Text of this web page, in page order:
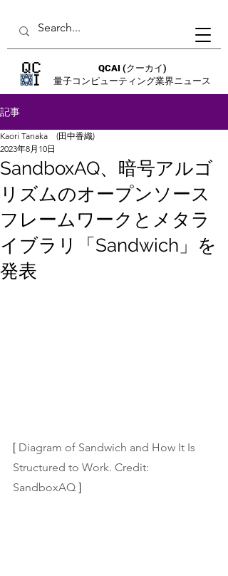
QCAI (クーカイ)
量子コンピューティング業界ニュース
記事
SandboxAQ、暗号アルゴ
リズムのオープンソース
フレームワークとメタラ
イブラリ「Sandwich」を
発表
Kaori Tanaka (田中香織)
2023年8月10日
[ Diagram of Sandwich and How It Is
Structured to Work. Credit:
SandboxAQ ]